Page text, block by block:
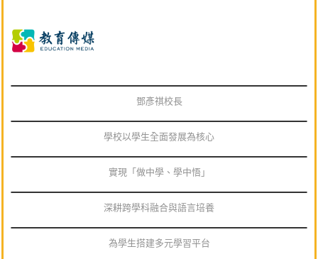
鄧彥祺校長
學校以學生全面發展為核心
實現「做中學、學中悟」
深耕跨學科融合與語言培養
為學生搭建多元學習平台